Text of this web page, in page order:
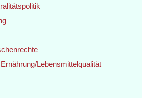
Lebensmittelqualität